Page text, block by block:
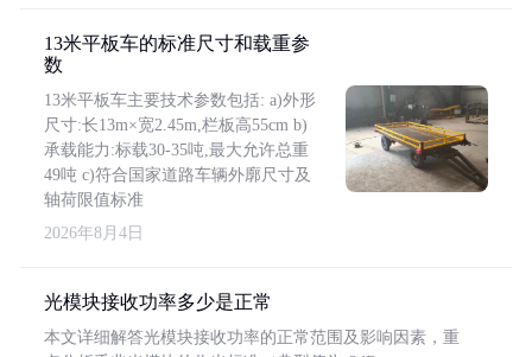
13米平板车的标准尺寸和载重参
数
13米平板车主要技术参数包括: a)外形
尺寸:长13m×宽2.45m,栏板高55cm b)
承载能力:标载30-35吨,最大允许总重
49吨 c)符合国家道路车辆外廓尺寸及
轴荷限值标准
2026年8月4日
光模块接收功率多少是正常
本文详细解答光模块接收功率的正常范围及影响因素，重